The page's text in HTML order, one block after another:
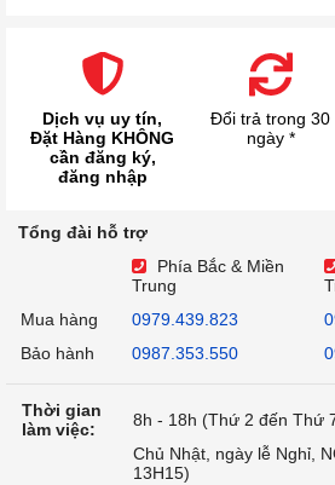
Dịch vụ uy tín,
Đặt Hàng KHÔNG
cần đăng ký,
đăng nhập
Đổi trả trong 30
ngày *
Tổng đài hỗ trợ
Phía Bắc & Miền
Trung
Mua hàng
0979.439.823
Bảo hành
0987.353.550
Thời gian
làm việc:
8h - 18h (Thứ 2 đến Thứ
Chủ Nhật, ngày lễ Nghỉ,
13H15)